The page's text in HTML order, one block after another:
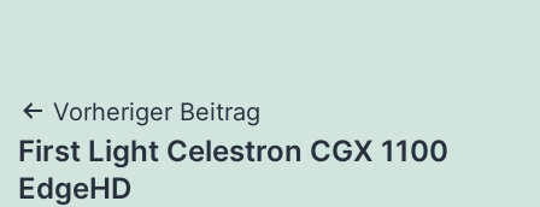
Beitragsnavigation
Vorheriger Beitrag
First Light Celestron CGX 1100
EdgeHD